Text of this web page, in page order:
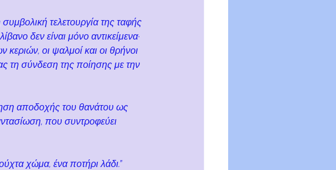
τελετουργία της ταφής
δεν είναι μόνο αντικείμενα·
κεριών, οι ψαλμοί και οι θρήνοι
τη σύνδεση της ποίησης με την
αποδοχής του θανάτου ως
που συντροφεύει
χώμα, ένα ποτήρι λάδι.”